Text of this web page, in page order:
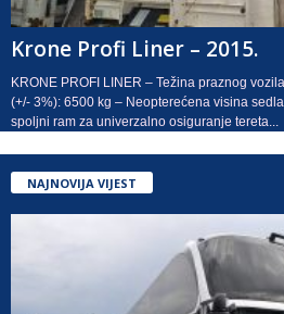
Krone Profi Liner – 2015.
KRONE PROFI LINER – Težina praznog
(+/- 3%): 6500 kg – Neopterećena visina
spoljni ram za univerzalno osiguranje tereta...
NAJNOVIJA VIJEST